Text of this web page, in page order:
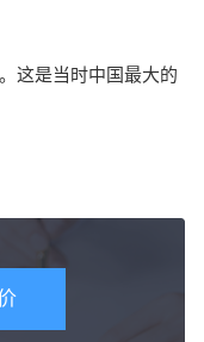
这是当时中国最大的